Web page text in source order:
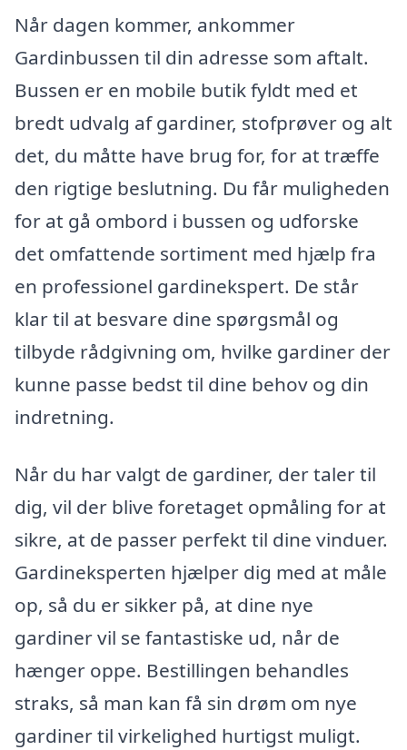
Når dagen kommer, ankommer
Gardinbussen til din adresse som aftalt.
Bussen er en mobile butik fyldt med et
bredt udvalg af gardiner, stofprøver og alt
det, du måtte have brug for, for at træffe
den rigtige beslutning. Du får muligheden
for at gå ombord i bussen og udforske
det omfattende sortiment med hjælp fra
en professionel gardinekspert. De står
klar til at besvare dine spørgsmål og
tilbyde rådgivning om, hvilke gardiner der
kunne passe bedst til dine behov og din
indretning.
Når du har valgt de gardiner, der taler til
dig, vil der blive foretaget opmåling for at
sikre, at de passer perfekt til dine vinduer.
Gardineksperten hjælper dig med at måle
op, så du er sikker på, at dine nye
gardiner vil se fantastiske ud, når de
hænger oppe. Bestillingen behandles
straks, så man kan få sin drøm om nye
gardiner til virkelighed hurtigst muligt.